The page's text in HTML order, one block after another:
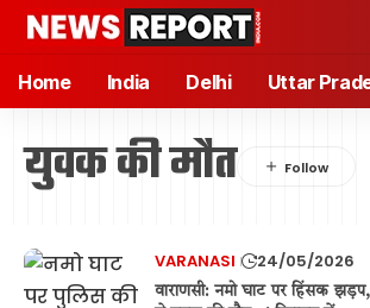
Home India Delhi Uttar
युवक की मौत
VARANASI 24/05/2026
वाराणसी: नमो घाट पर हिंसक झड़प,